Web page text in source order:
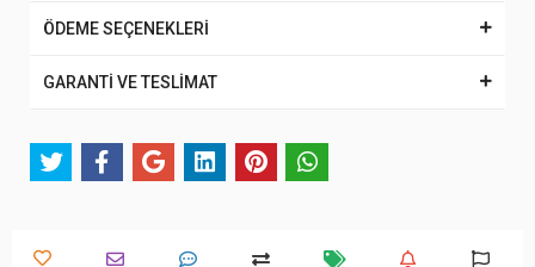
ÖDEME SEÇENEKLERİ
GARANTİ VE TESLİMAT